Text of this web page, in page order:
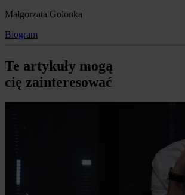
Małgorzata Golonka
Biogram
Te artykuły mogą
cię zainteresować